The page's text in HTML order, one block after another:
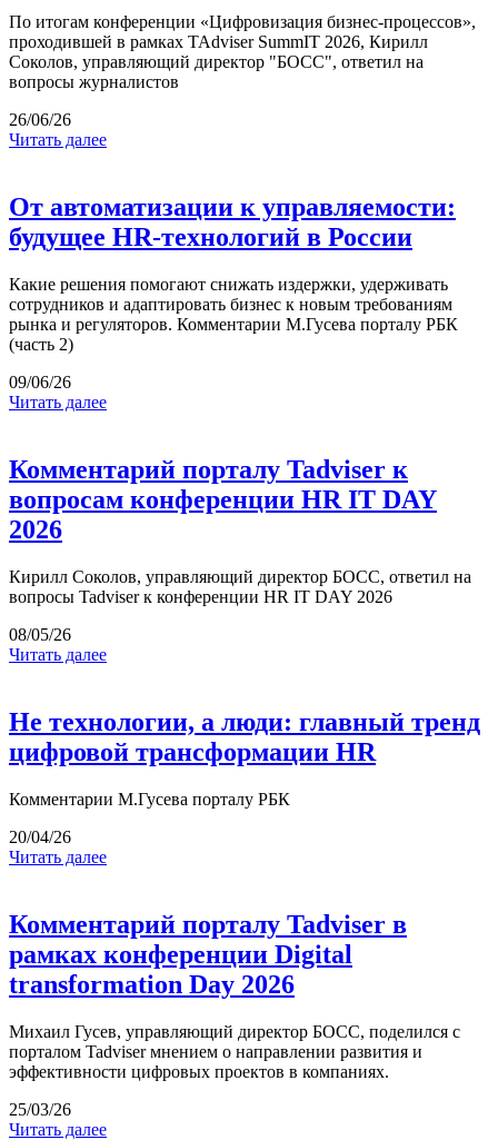
По итогам конференции «Цифровизация бизнес-процессов»,
проходившей в рамках TAdviser SummIT 2026, Кирилл
Соколов, управляющий директор "БОСС", ответил на
вопросы журналистов
26/06/26
Читать далее
От автоматизации к управляемости:
будущее HR-технологий в России
Какие решения помогают снижать издержки, удерживать
сотрудников и адаптировать бизнес к новым требованиям
рынка и регуляторов. Комментарии М.Гусева порталу РБК
(часть 2)
09/06/26
Читать далее
Комментарий порталу Tadviser к
вопросам конференции HR IT DAY
2026
Кирилл Соколов, управляющий директор БОСС, ответил на
вопросы Tadviser к конференции HR IT DAY 2026
08/05/26
Читать далее
Не технологии, а люди: главный тренд
цифровой трансформации HR
Комментарии М.Гусева порталу РБК
20/04/26
Читать далее
Комментарий порталу Tadviser в
рамках конференции Digital
transformation Day 2026
Михаил Гусев, управляющий директор БОСС, поделился с
порталом Tadviser мнением о направлении развития и
эффективности цифровых проектов в компаниях.
25/03/26
Читать далее